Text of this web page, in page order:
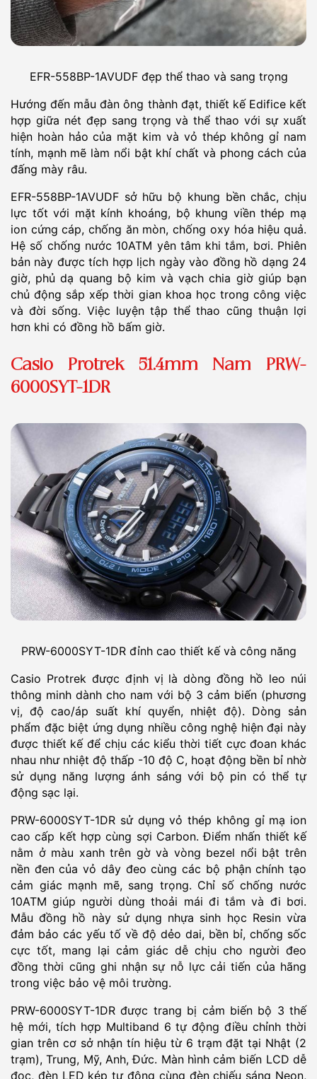
EFR-558BP-1AVUDF đẹp thể thao và sang trọng
Hướng đến mẫu đàn ông thành đạt, thiết kế Edifice kết
hợp giữa nét đẹp sang trọng và thể thao với sự xuất
hiện hoàn hảo của mặt kim và vỏ thép không gỉ nam
tính, mạnh mẽ làm nổi bật khí chất và phong cách của
đấng mày râu.
EFR-558BP-1AVUDF sở hữu bộ khung bền chắc, chịu
lực tốt với mặt kính khoáng, bộ khung viền thép mạ
ion cứng cáp, chống ăn mòn, chống oxy hóa hiệu quả.
Hệ số chống nước 10ATM yên tâm khi tắm, bơi. Phiên
bản này được tích hợp lịch ngày vào đồng hồ dạng 24
giờ, phủ dạ quang bộ kim và vạch chia giờ giúp bạn
chủ động sắp xếp thời gian khoa học trong công việc
và đời sống. Việc luyện tập thể thao cũng thuận lợi
hơn khi có đồng hồ bấm giờ.
Casio Protrek 51.4mm Nam PRW-
6000SYT-1DR
PRW-6000SYT-1DR đỉnh cao thiết kế và công năng
Casio Protrek được định vị là dòng đồng hồ leo núi
thông minh dành cho nam với bộ 3 cảm biến (phương
vị, độ cao/áp suất khí quyển, nhiệt độ). Dòng sản
phẩm đặc biệt ứng dụng nhiều công nghệ hiện đại này
được thiết kế để chịu các kiểu thời tiết cực đoan khác
nhau như nhiệt độ thấp -10 độ C, hoạt động bền bỉ nhờ
sử dụng năng lượng ánh sáng với bộ pin có thể tự
động sạc lại.
PRW-6000SYT-1DR sử dụng vỏ thép không gỉ mạ ion
cao cấp kết hợp cùng sợi Carbon. Điểm nhấn thiết kế
nằm ở màu xanh trên gờ và vòng bezel nổi bật trên
nền đen của vỏ dây đeo cùng các bộ phận chính tạo
cảm giác mạnh mẽ, sang trọng. Chỉ số chống nước
10ATM giúp người dùng thoải mái đi tắm và đi bơi.
Mẫu đồng hồ này sử dụng nhựa sinh học Resin vừa
đảm bảo các yếu tố về độ dẻo dai, bền bỉ, chống sốc
cực tốt, mang lại cảm giác dễ chịu cho người đeo
đồng thời cũng ghi nhận sự nỗ lực cải tiến của hãng
trong việc bảo vệ môi trường.
PRW-6000SYT-1DR được trang bị cảm biến bộ 3 thế
hệ mới, tích hợp Multiband 6 tự động điều chỉnh thời
gian trên cơ sở nhận tín hiệu từ 6 trạm đặt tại Nhật (2
trạm), Trung, Mỹ, Anh, Đức. Màn hình cảm biến LCD dễ
đọc, đèn LED kép tự động cùng đèn chiếu sáng Neon,